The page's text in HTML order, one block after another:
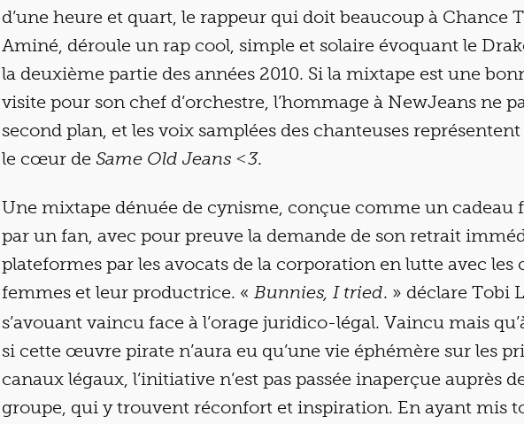
d’une heure et quart, le rappeur qui doit beaucoup à Chance
Aminé, déroule un rap cool, simple et solaire évoquant le
la deuxième partie des années 2010. Si la mixtape est une
visite pour son chef d’orchestre, l’hommage à NewJeans ne
second plan, et les voix samplées des chanteuses
le cœur de Same Old Jeans ˂3.
Une mixtape dénuée de cynisme, conçue comme un cadeau
par un fan, avec pour preuve la demande de son retrait
plateformes par les avocats de la corporation en lutte avec les
femmes et leur productrice. « Bunnies, I tried. » déclare Tobi
s’avouant vaincu face à l’orage juridico-légal. Vaincu mais
si cette œuvre pirate n’aura eu qu’une vie éphémère sur les
canaux légaux, l’initiative n’est pas passée inaperçue auprès
groupe, qui y trouvent réconfort et inspiration. En ayant mis